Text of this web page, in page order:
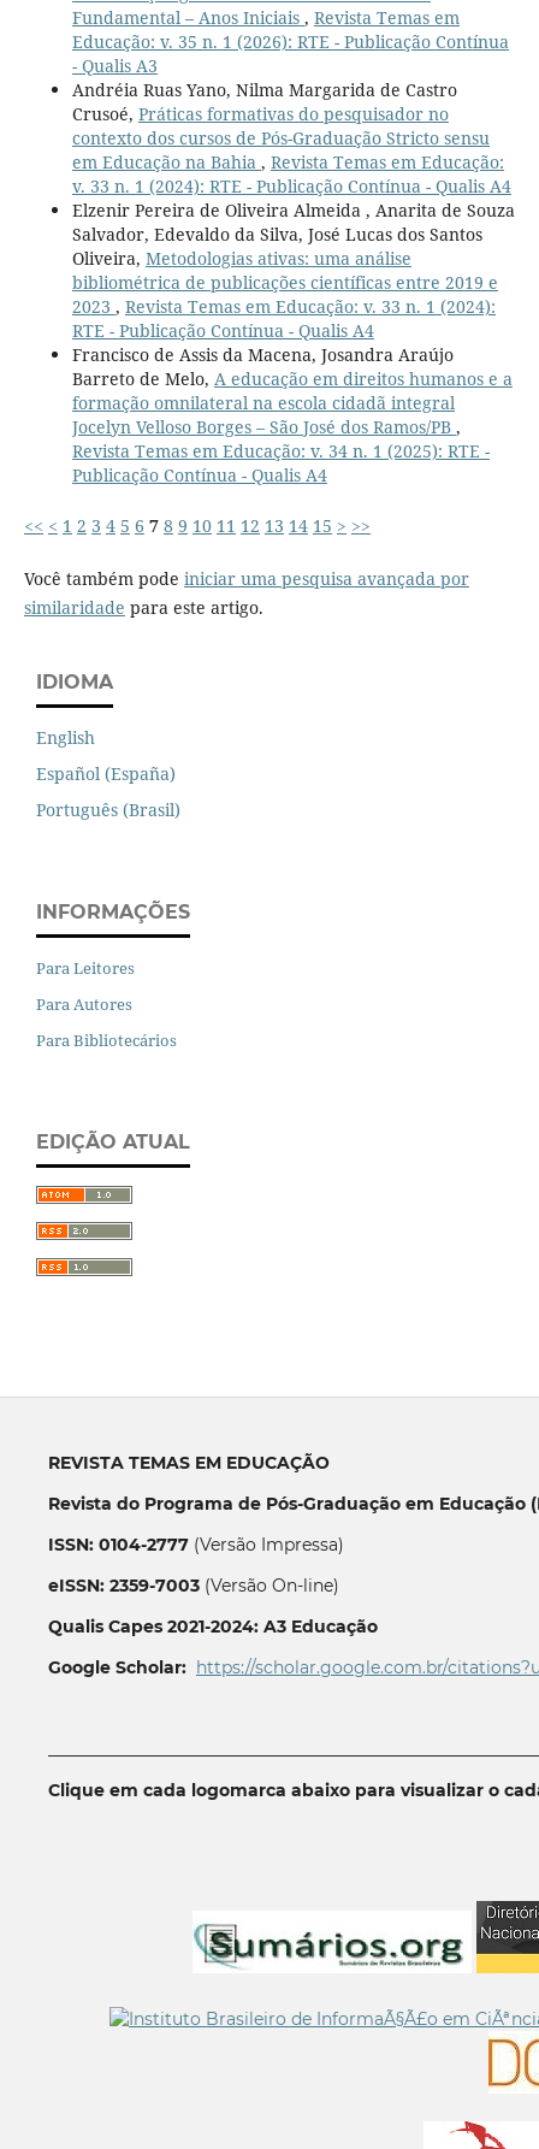
Fundamental – Anos Iniciais , Revista Temas em
Educação: v. 35 n. 1 (2026): RTE - Publicação Contínua
- Qualis A3
Andréia Ruas Yano, Nilma Margarida de Castro
Crusoé, Práticas formativas do pesquisador no
contexto dos cursos de Pós-Graduação Stricto sensu
em Educação na Bahia , Revista Temas em Educação:
v. 33 n. 1 (2024): RTE - Publicação Contínua - Qualis A4
Elzenir Pereira de Oliveira Almeida , Anarita de Souza
Salvador, Edevaldo da Silva, José Lucas dos Santos
Oliveira, Metodologias ativas: uma análise
bibliométrica de publicações científicas entre 2019 e
2023 , Revista Temas em Educação: v. 33 n. 1 (2024):
RTE - Publicação Contínua - Qualis A4
Francisco de Assis da Macena, Josandra Araújo
Barreto de Melo, A educação em direitos humanos e a
formação omnilateral na escola cidadã integral
Jocelyn Velloso Borges – São José dos Ramos/PB ,
Revista Temas em Educação: v. 34 n. 1 (2025): RTE -
Publicação Contínua - Qualis A4
<< < 1 2 3 4 5 6 7 8 9 10 11 12 13 14 15 > >>
Você também pode iniciar uma pesquisa avançada por
similaridade para este artigo.
IDIOMA
English
Español (España)
Português (Brasil)
INFORMAÇÕES
Para Leitores
Para Autores
Para Bibliotecários
EDIÇÃO ATUAL
REVISTA TEMAS EM EDUCAÇÃO
Revista do Programa de Pós-Graduação em Educação
ISSN: 0104-2777(Versão Impressa)
eISSN: 2359-7003(Versão On-line)
Qualis Capes 2021-2024: A3 Educação
Google Scholar: https://scholar.google.com.br/
Clique em cada logomarca abaixo para visualizar o